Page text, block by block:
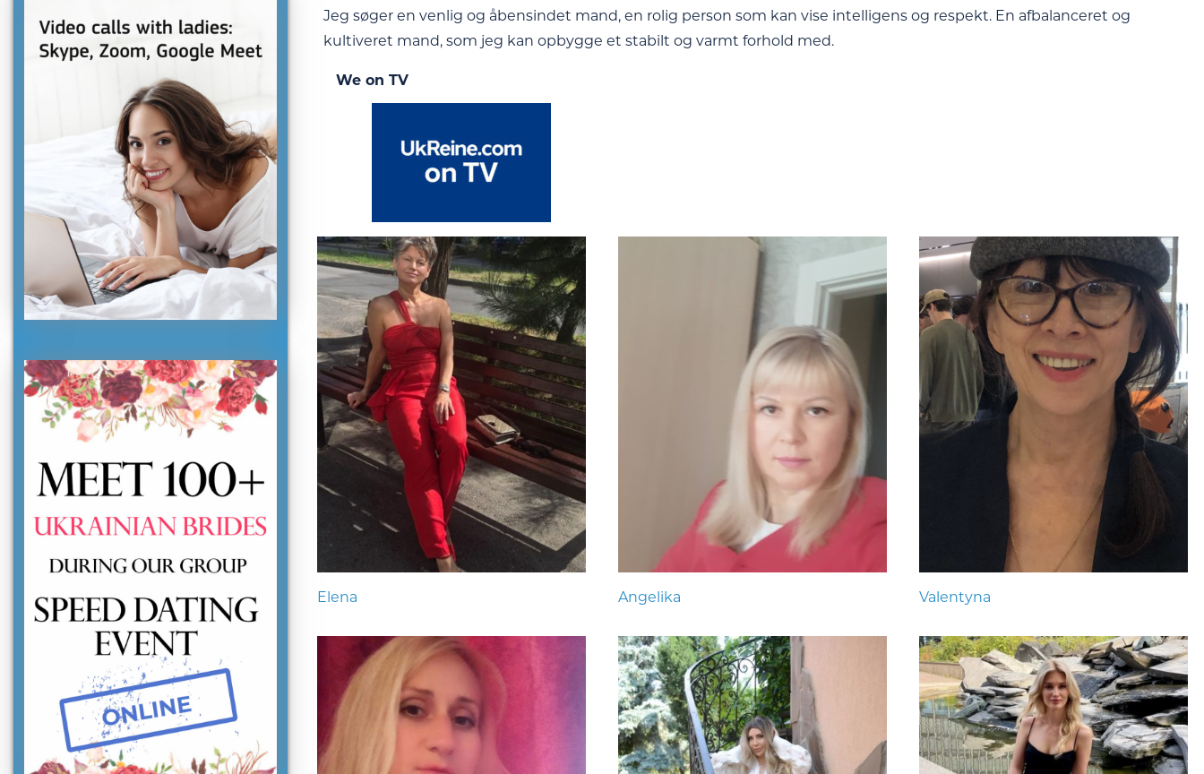
Jeg søger en venlig og åbensindet mand, en rolig person som kan vise intelligens og respekt. En afbalanceret og
kultiveret mand, som jeg kan opbygge et stabilt og varmt forhold med.
We on TV
Elena Angelika Valentyna